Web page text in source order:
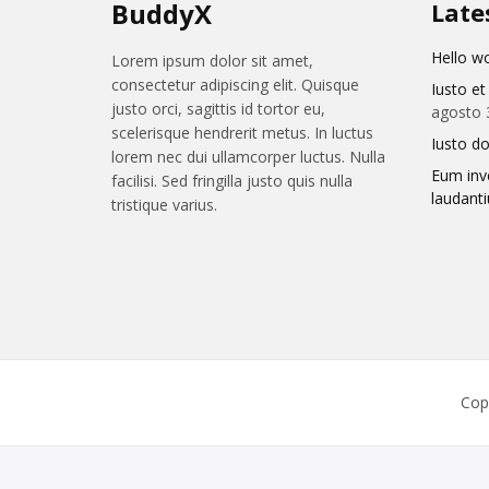
BuddyX
Lorem ipsum dolor sit amet,
consectetur adipiscing elit. Quisque
justo orci, sagittis id tortor eu,
scelerisque hendrerit metus. In luctus
lorem nec dui ullamcorper luctus. Nulla
facilisi. Sed fringilla justo quis nulla
tristique varius.
Hello
Iusto
agosto
Iusto
Eum